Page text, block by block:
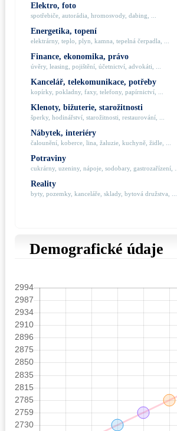
Elektro, foto
spotřebiče, autorádia, hromosvody, dabing, ...
Energetika, topení
elektrárny, teplo, plyn, kamna, tepelná čerpadla, ...
Finance, ekonomika, právo
úvěry, leasing, pojištění, účetnictví, advokáti, ...
Kancelář, telekomunikace, potřeby
kopírky, pokladny, faxy, telefony, papírnictví, ...
Klenoty, bižuterie, starožitnosti
šperky, hodinářství, starožitnosti, restaurování, ...
Nábytek, interiéry
čalounění, koberce, lina, žaluzie, kuchyně, židle, ...
Potraviny
cukrárny, uzeniny, nápoje, sodobary, gastrozařízení, ...
Reality
byty, pozemky, kanceláře, sklady, bytová družstva, ...
Demografické údaje